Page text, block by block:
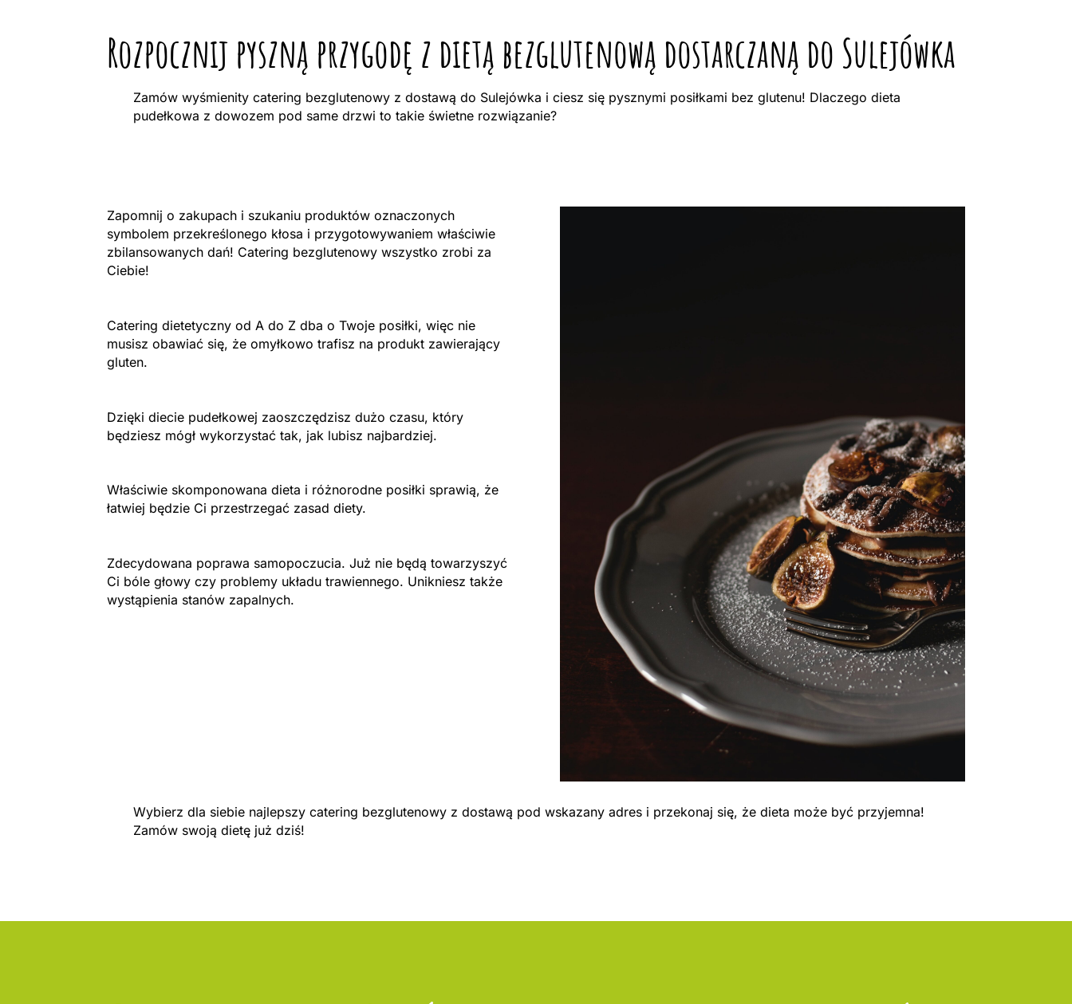
Rozpocznij pyszną przygodę z dietą bezglutenową dostarczaną do Sulejówka
Zamów wyśmienity catering bezglutenowy z dostawą do Sulejówka i ciesz się pysznymi posiłkami bez glutenu! Dlaczego dieta
pudełkowa z dowozem pod same drzwi to takie świetne rozwiązanie?
Zapomnij o zakupach i szukaniu produktów oznaczonych
symbolem przekreślonego kłosa i przygotowywaniem właściwie
zbilansowanych dań! Catering bezglutenowy wszystko zrobi za
Ciebie!
Catering dietetyczny od A do Z dba o Twoje posiłki, więc nie
musisz obawiać się, że omyłkowo trafisz na produkt zawierający
gluten.
Dzięki diecie pudełkowej zaoszczędzisz dużo czasu, który
będziesz mógł wykorzystać tak, jak lubisz najbardziej.
Właściwie skomponowana dieta i różnorodne posiłki sprawią, że
łatwiej będzie Ci przestrzegać zasad diety.
Zdecydowana poprawa samopoczucia. Już nie będą towarzyszyć
Ci bóle głowy czy problemy układu trawiennego. Unikniesz także
wystąpienia stanów zapalnych.
Wybierz dla siebie najlepszy catering bezglutenowy z dostawą pod wskazany adres i przekonaj się, że dieta może być przyjemna!
Zamów swoją dietę już dziś!